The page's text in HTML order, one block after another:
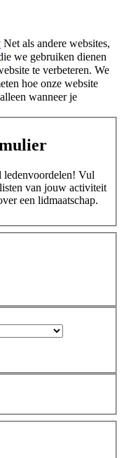
Net als andere websites,
we gebruiken dienen
te verbeteren. We
hoe onze website
wanneer je
Vul
van jouw activiteit
een lidmaatschap.